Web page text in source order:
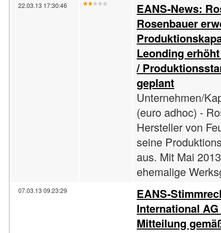
22.03.13 17:30:46
EANS-News:
Rosenbauer
Leonding
/
geplant
Unternehmen/
(euro adhoc) -
Hersteller von
seine
aus. Mit Mai
ehemalige
07.03.13 09:23:29
EANS-
International
Mitteilung